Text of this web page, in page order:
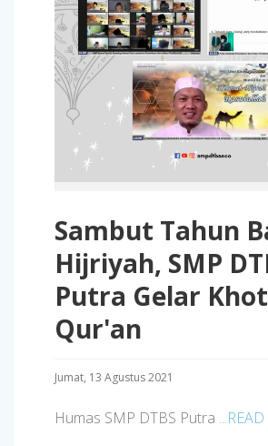
Sambut Tahun
Hijriyah, SMP
Putra Gelar
Qur'an
Jumat, 13 Agustus 2021
Humas SMP DTBS Putra